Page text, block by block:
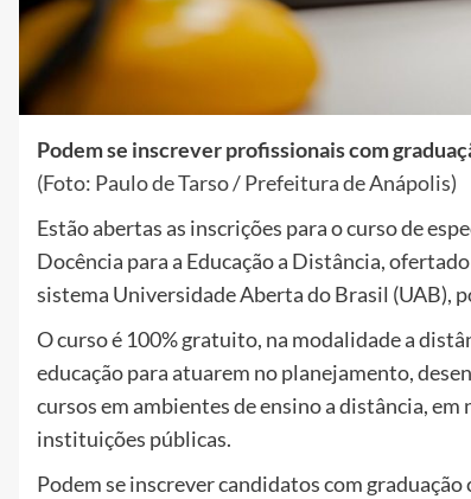
Podem se inscrever profissionais com
(Foto: Paulo de Tarso / Prefeitura de Anápolis)
Estão abertas as inscrições para o curso de
Docência para a Educação a Distância,
sistema Universidade Aberta do Brasil (UAB),
O curso é 100% gratuito, na modalidade a
educação para atuarem no planejamento,
cursos em ambientes de ensino a distância,
instituições públicas.
Podem se inscrever candidatos com